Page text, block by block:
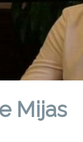
Mijas